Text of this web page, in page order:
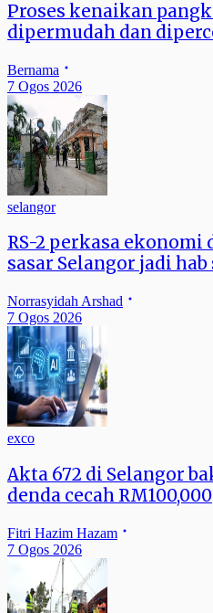
Proses kenaikan
dipermudah dan
Bernama
7 Ogos 2026
selangor
RS-2 perkasa
sasar Selangor jadi
Norrasyidah Arshad
7 Ogos 2026
exco
Akta 672 di Selangor
denda cecah RM100,000
Fitri Hazim Hazam
7 Ogos 2026